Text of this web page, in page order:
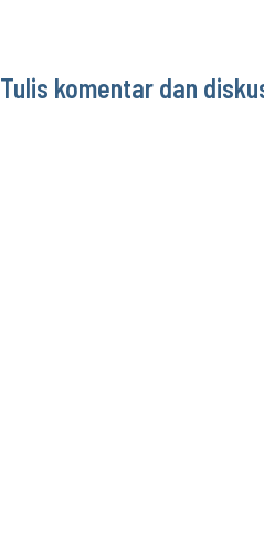
Tulis komentar dan